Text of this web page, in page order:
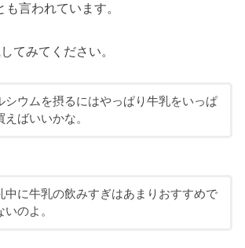
言われています。
てみてください。
シウムを摂るにはやっぱり牛乳をいっぱ
えばいいかな。
中に牛乳の飲みすぎはあまりおすすめで
いのよ。